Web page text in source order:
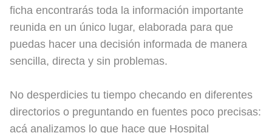
ficha encontrarás toda la información importante
reunida en un único lugar, elaborada para que
puedas hacer una decisión informada de manera
sencilla, directa y sin problemas.
No desperdicies tu tiempo checando en diferentes
directorios o preguntando en fuentes poco precisas:
acá analizamos lo que hace que Hospital